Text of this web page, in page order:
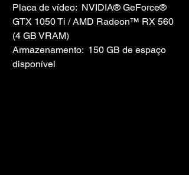
Placa de vídeo:  NVIDIA® GeForce®
GTX 1050 Ti / AMD Radeon™ RX 560
(4 GB VRAM)
Armazenamento:  150 GB de espaço
disponível